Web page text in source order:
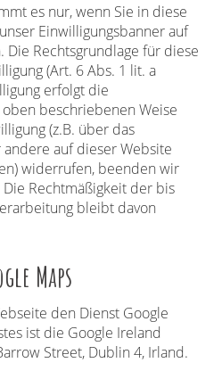
es nur, wenn Sie in diese
Einwilligungsbanner auf
Rechtsgrundlage für diese
(Art. 6 Abs. 1 lit. a
erfolgt die
beschriebenen Weise
(z.B. über das
auf dieser Website
widerrufen, beenden wir
Rechtmäßigkeit der bis
bleibt davon
Maps
den Dienst Google
ist die Google Ireland
Street, Dublin 4, Irland.